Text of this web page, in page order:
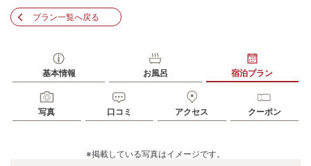
プラン一覧へ戻る
基本情報 お風呂 宿泊プラン
写真 口コミ アクセス クーポン
※掲載している写真はイメージです。